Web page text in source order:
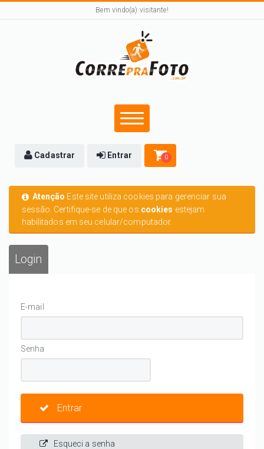
Bem vindo(a) visitante!
Cadastrar Entrar 0
Atenção Este site utiliza cookies para gerenciar sua
sessão. Certifique-se de que os cookies estejam
habilitados em seu celular/computador.
Login
E-mail
Senha
Entrar
Esqueci a senha